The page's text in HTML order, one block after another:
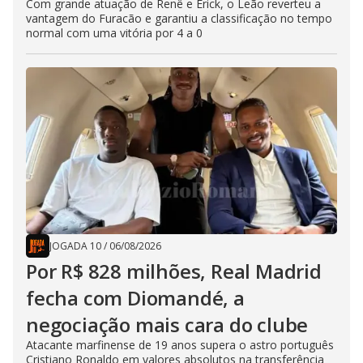
Com grande atuação de Renê e Erick, o Leão reverteu a
vantagem do Furacão e garantiu a classificação no tempo
normal com uma vitória por 4 a 0
JOGADA 10/ 06/08/2026
Por R$ 828 milhões, Real Madrid
fecha com Diomandé, a
negociação mais cara do clube
Atacante marfinense de 19 anos supera o astro português
Cristiano Ronaldo em valores absolutos na transferência